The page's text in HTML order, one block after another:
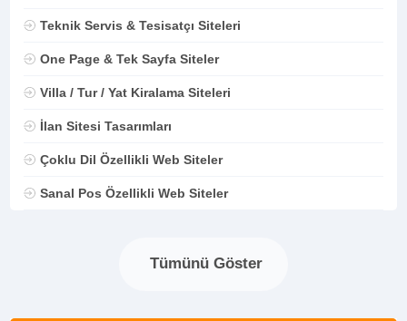
Teknik Servis & Tesisatçı Siteleri
One Page & Tek Sayfa Siteler
Villa / Tur / Yat Kiralama Siteleri
İlan Sitesi Tasarımları
Çoklu Dil Özellikli Web Siteler
Sanal Pos Özellikli Web Siteler
Tümünü Göster